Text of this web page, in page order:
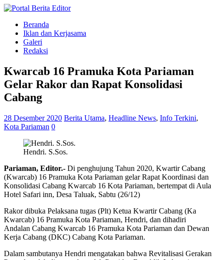
Beranda
Iklan dan Kerjasama
Galeri
Redaksi
Kwarcab 16 Pramuka Kota Pariaman
Gelar Rakor dan Rapat Konsolidasi
Cabang
28 Desember 2020 Berita Utama, Headline News, Info Terkini,
Kota Pariaman 0
Hendri. S.Sos.
Pariaman, Editor.- Di penghujung Tahun 2020, Kwartir Cabang
(Kwarcab) 16 Pramuka Kota Pariaman gelar Rapat Koordinasi dan
Konsolidasi Cabang Kwarcab 16 Kota Pariaman, bertempat di Aula
Hotel Safari inn, Desa Taluak, Sabtu (26/12)
Rakor dibuka Pelaksana tugas (Plt) Ketua Kwartir Cabang (Ka
Kwarcab) 16 Pramuka Kota Pariaman, Hendri, dan dihadiri
Andalan Cabang Kwarcab 16 Pramuka Kota Pariaman dan Dewan
Kerja Cabang (DKC) Cabang Kota Pariaman.
Dalam sambutanya Hendri mengatakan bahwa Revitalisasi Gerakan